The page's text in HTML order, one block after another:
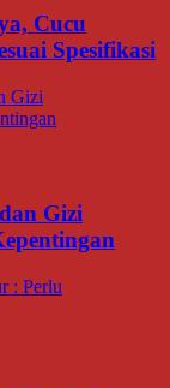
Cucu
Spesifikasi
Gizi